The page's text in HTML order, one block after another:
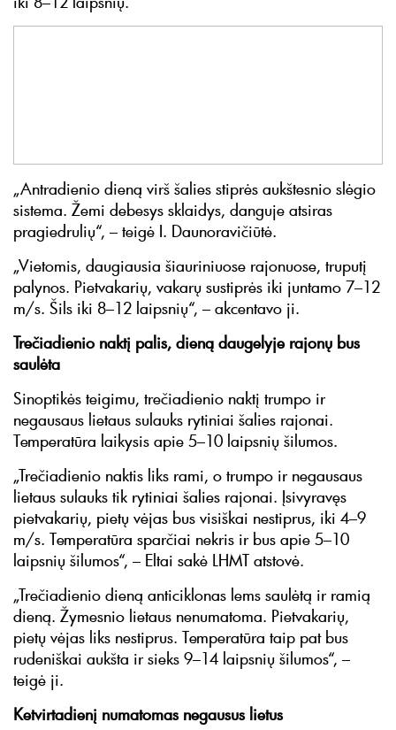
„Antradienio dieną virš šalies stiprės aukštesnio slėgio
sistema. Žemi debesys sklaidys, danguje atsiras
pragiedrulių“, – teigė I. Daunoravičiūtė.
„Vietomis, daugiausia šiauriniuose rajonuose, truputį
palynos. Pietvakarių, vakarų sustiprės iki juntamo 7–12
m/s. Šils iki 8–12 laipsnių“, – akcentavo ji.
Trečiadienio naktį palis, dieną daugelyje rajonų bus
saulėta
Sinoptikės teigimu, trečiadienio naktį trumpo ir
negausaus lietaus sulauks rytiniai šalies rajonai.
Temperatūra laikysis apie 5–10 laipsnių šilumos.
„Trečiadienio naktis liks rami, o trumpo ir negausaus
lietaus sulauks tik rytiniai šalies rajonai. Įsivyravęs
pietvakarių, pietų vėjas bus visiškai nestiprus, iki 4–9
m/s. Temperatūra sparčiai nekris ir bus apie 5–10
laipsnių šilumos“, – Eltai sakė LHMT atstovė.
„Trečiadienio dieną anticiklonas lems saulėtą ir ramią
dieną. Žymesnio lietaus nenumatoma. Pietvakarių,
pietų vėjas liks nestiprus. Temperatūra taip pat bus
rudeniškai aukšta ir sieks 9–14 laipsnių šilumos“, –
teigė ji.
Ketvirtadienį numatomas negausus lietus